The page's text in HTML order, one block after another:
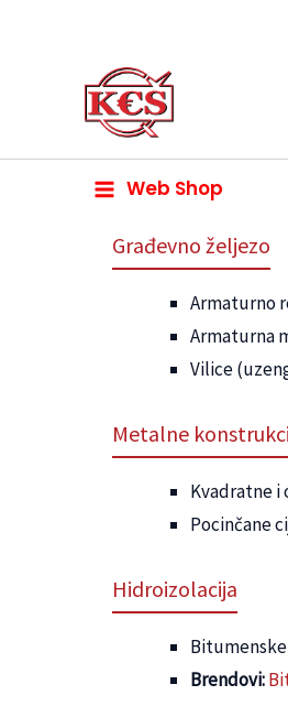
Web Shop
Građevno željezo
Armaturno
Armaturna
Vilice
Metalne
Kvadratne i
Pocinčane
Hidroizolacija
Brendovi: